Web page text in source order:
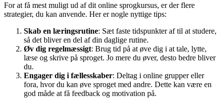
For at få mest muligt ud af dit online sprogkursus, er der flere
strategier, du kan anvende. Her er nogle nyttige tips:
Skab en læringsrutine: Sæt faste tidspunkter af til at studere,
så det bliver en del af din daglige rutine.
Øv dig regelmæssigt: Brug tid på at øve dig i at tale, lytte,
læse og skrive på sproget. Jo mere du øver, desto bedre bliver
du.
Engager dig i fællesskaber: Deltag i online grupper eller
fora, hvor du kan øve sproget med andre. Dette kan være en
god måde at få feedback og motivation på.